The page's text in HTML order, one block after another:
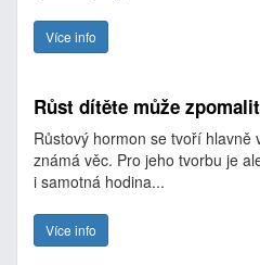
Více info
Růst dítěte může
Růstový hormon se tvoří hlavně
známá věc. Pro jeho tvorbu je
i samotná hodina...
Více info